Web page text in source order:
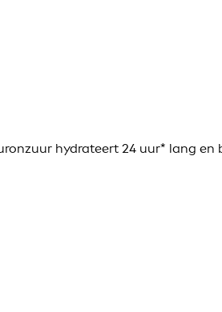
hydrateert 24 uur* lang